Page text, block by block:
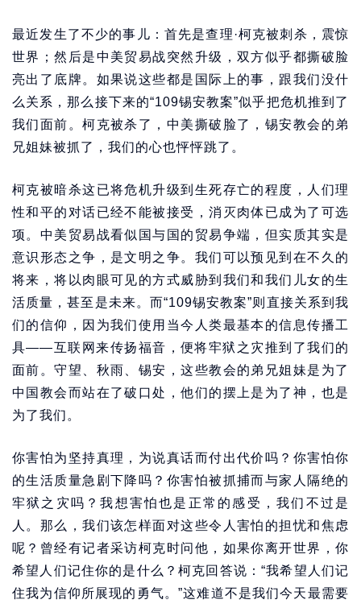
最近发生了不少的事儿：首先是查理·柯克被刺杀，震惊
世界；然后是中美贸易战突然升级，双方似乎都撕破脸
亮出了底牌。如果说这些都是国际上的事，跟我们没什
么关系，那么接下来的“109锡安教案”似乎把危机推到了
我们面前。柯克被杀了，中美撕破脸了，锡安教会的弟
兄姐妹被抓了，我们的心也怦怦跳了。
柯克被暗杀这已将危机升级到生死存亡的程度，人们理
性和平的对话已经不能被接受，消灭肉体已成为了可选
项。中美贸易战看似国与国的贸易争端，但实质其实是
意识形态之争，是文明之争。我们可以预见到在不久的
将来，将以肉眼可见的方式威胁到我们和我们儿女的生
活质量，甚至是未来。而“109锡安教案”则直接关系到我
们的信仰，因为我们使用当今人类最基本的信息传播工
具——互联网来传扬福音，便将牢狱之灾推到了我们的
面前。守望、秋雨、锡安，这些教会的弟兄姐妹是为了
中国教会而站在了破口处，他们的摆上是为了神，也是
为了我们。
你害怕为坚持真理，为说真话而付出代价吗？你害怕你
的生活质量急剧下降吗？你害怕被抓捕而与家人隔绝的
牢狱之灾吗？我想害怕也是正常的感受，我们不过是
人。那么，我们该怎样面对这些令人害怕的担忧和焦虑
呢？曾经有记者采访柯克时问他，如果你离开世界，你
希望人们记住你的是什么？柯克回答说：“我希望人们记
住我为信仰所展现的勇气。”这难道不是我们今天最需要